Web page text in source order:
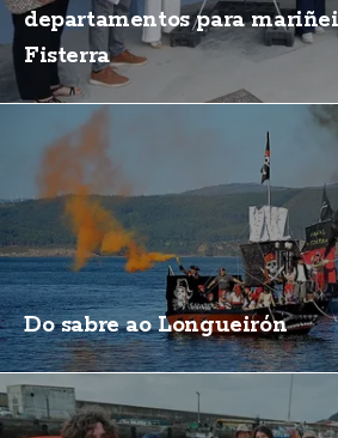
departamentos para
Fisterra
Do sabre ao Longueirón